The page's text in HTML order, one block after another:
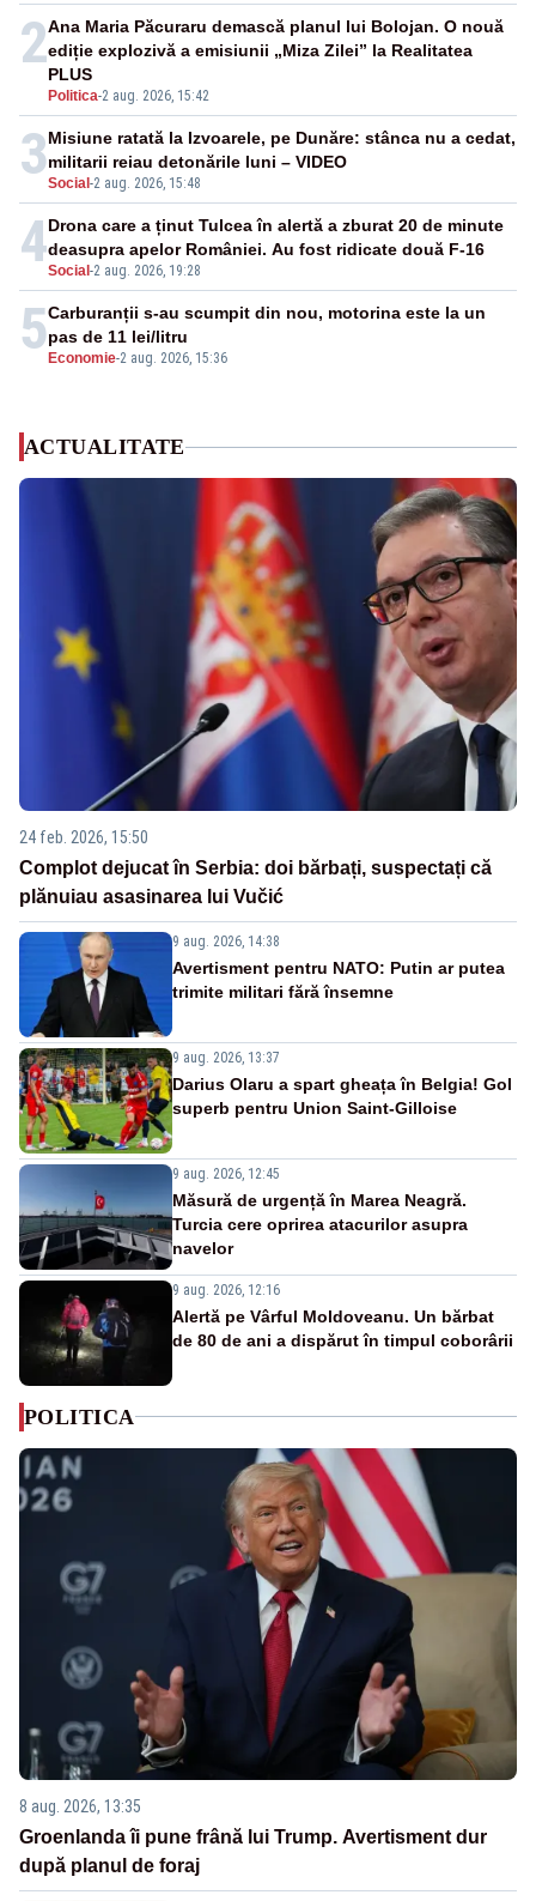
2
Politica-2 aug. 2026, 15:42
Ana Maria Păcuraru demască planul lui Bolojan. O nouă
ediție explozivă a emisiunii „Miza Zilei” la Realitatea
PLUS
3Social -2 aug. 2026, 15:48
Misiune ratată la Izvoarele, pe Dunăre: stânca nu a cedat,
militarii reiau detonările luni – VIDEO
4Social -2 aug. 2026, 19:28
Drona care a ținut Tulcea în alertă a zburat 20 de minute
deasupra apelor României. Au fost ridicate două F-16
5 Economie-2 aug. 2026, 15:36
Carburanții s-au scumpit din nou, motorina este la un
pas de 11 lei/litru
ACTUALITATE
24 feb. 2026, 15:50
Complot dejucat în Serbia: doi bărbați, suspectați că
plănuiau asasinarea lui Vučić
9 aug. 2026, 14:38
Avertisment pentru NATO: Putin ar putea
trimite militari fără însemne
9 aug. 2026, 13:37
Darius Olaru a spart gheața în Belgia! Gol
superb pentru Union Saint-Gilloise
9 aug. 2026, 12:45
Măsură de urgență în Marea Neagră.
Turcia cere oprirea atacurilor asupra
navelor
9 aug. 2026, 12:16
Alertă pe Vârful Moldoveanu. Un bărbat
de 80 de ani a dispărut în timpul coborârii
POLITICA
8 aug. 2026, 13:35
Groenlanda îi pune frână lui Trump. Avertisment dur
după planul de foraj